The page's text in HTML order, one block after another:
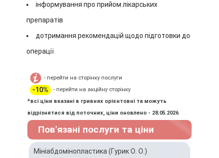
інформування про прийом лікарських
препаратів
дотримання рекомендацій щодо підготовки до
операції
- перейти на сторінку послуги
-10%
- перейти на акційну сторінку
*всі ціни вказані в гривнях орієнтовні та можуть
відрізнятися від поточних, ціни оновлено - 28.05.2026
Пов'язані послуги та ціни
Мініабдомінопластика (Гурик О. О.)